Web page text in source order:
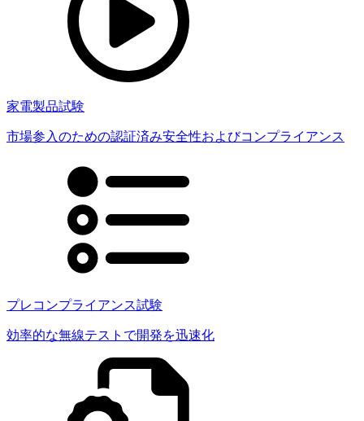
家電製品試験
市場参入のための認証済み安全性およびコンプライアンス
プレコンプライアンス試験
効率的な無線テストで開発を迅速化